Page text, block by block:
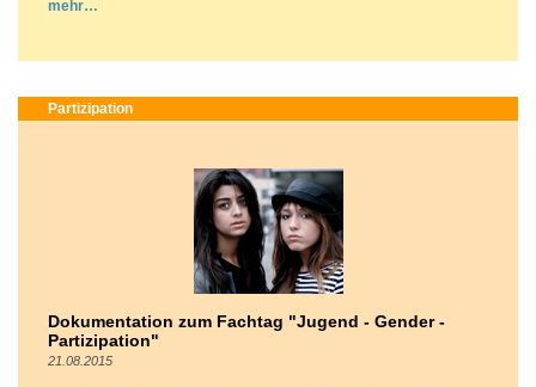
mehr
Partizipation
Dokumentation zum Fachtag "Jugend - Gender -
Partizipation"
21.08.2015